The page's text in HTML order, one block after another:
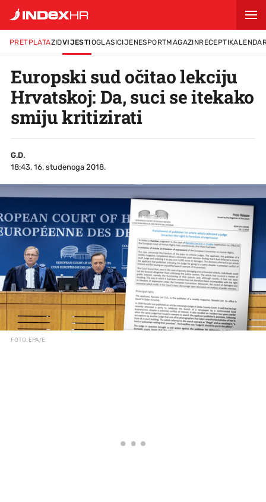
PRETPLATAZIDVIJESTIOGLASICIJENESPORTMAGAZINRECEPTI
Europski sud očitao lekciju
Hrvatskoj: Da, suci se itekako
smiju kritizirati
G.D.
18:43, 16. studenoga 2018.
FOTO: EPA/E